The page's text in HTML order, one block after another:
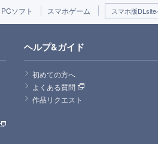
PCソフト スマホゲーム スマホ版DLsite
ヘルプ&ガイド
初めての方へ
よくある質問
作品リクエスト